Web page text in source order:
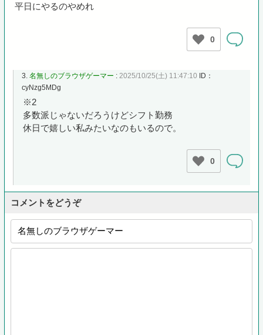
平日にやるのやめれ
0
3. 名無しのブラウザゲーマー : 2025/10/25(土) 11:47:10
ID：
cyNzg5MDg
※2
多数派じゃないだろうけどシフト勤務
休日で嬉しい私みたいなのもいるので。
0
コメントをどうぞ